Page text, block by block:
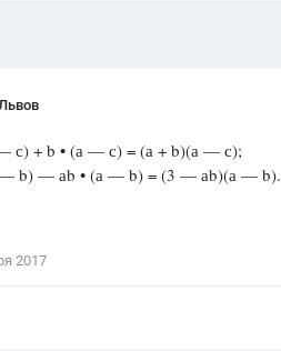
с) + b • (а — с) = (а + b)(а — с);
b) — аb • (а — b) = (3 — аb)(а — b).
2017